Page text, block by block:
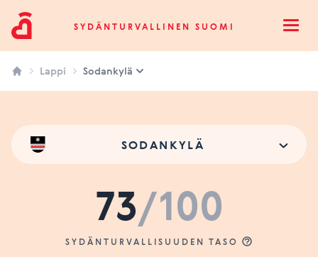
Sydänturvallinen SuomiSYDÄNTURVALLINEN SUOMI
Lappi Sodankylä
SODANKYLÄ
73/100
SYDÄNTURVALLISUUDEN TASO